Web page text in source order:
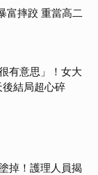
富摔跤 重當高二
有意思」！女大
結局超心碎
掉！護理人員揭